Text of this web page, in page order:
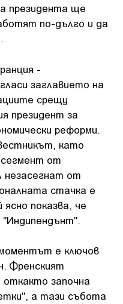
президента ще
по-дълго и да
-
заглавието на
срещу
президент за
реформи.
като
от
от
стачка е
показва, че
е ключов
Френският
започна
а тази събота